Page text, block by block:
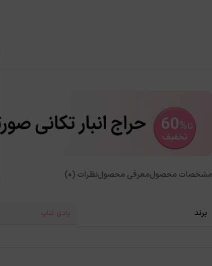
مشخصات محصولمعرفی محصولنظرات (0)
برند بادی شاپ